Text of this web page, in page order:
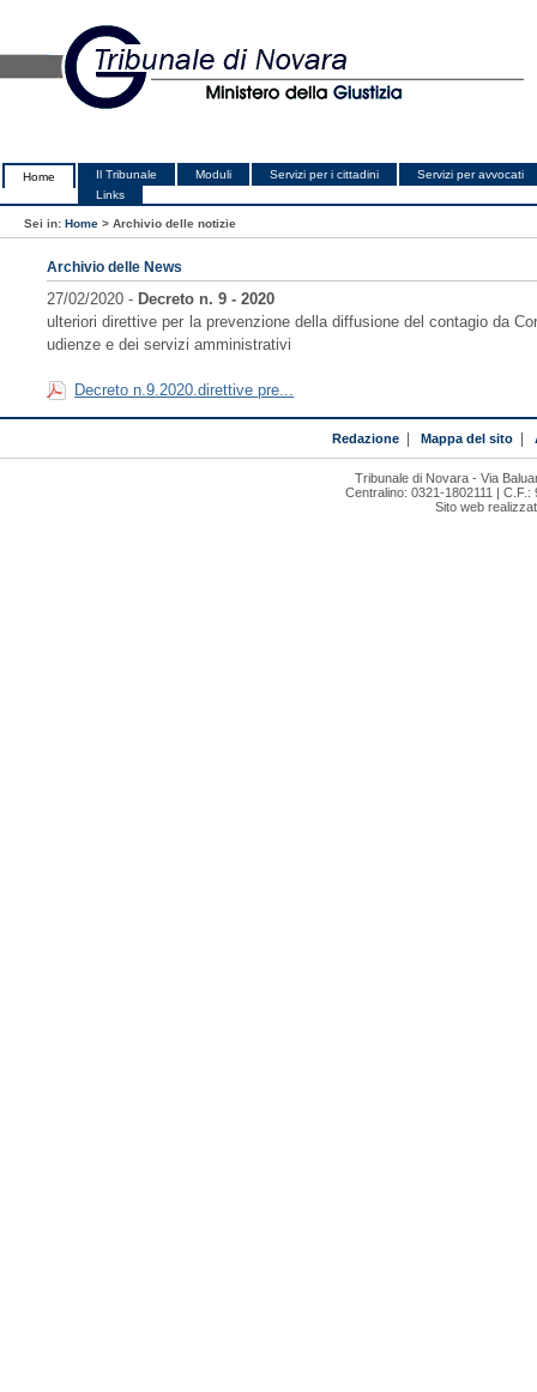
Home Il Tribunale Moduli Servizi per i cittadini
Servizi per avvocati
Links
Sei in: Home > Archivio delle notizie
Archivio delle News
27/02/2020 - Decreto n. 9 - 2020
ulteriori direttive per la prevenzione della diffusione del contagio da
udienze e dei servizi amministrativi
Decreto n.9.2020.direttive pre...
Redazione| Mappa del sito|
Tribunale di Novara - Via
Centralino: 0321-1802111 |
Sito web